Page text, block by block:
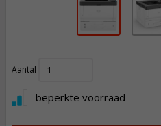
Aantal
beperkte voorraad